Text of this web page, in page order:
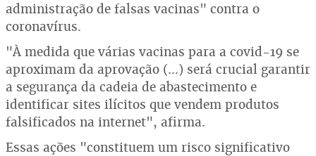
administração de falsas vacinas" contra o
coronavírus.
"À medida que várias vacinas para a covid-19 se
aproximam da aprovação (...) será crucial garantir
a segurança da cadeia de abastecimento e
identificar sites ilícitos que vendem produtos
falsificados na internet", afirma.
Essas ações "constituem um risco significativo